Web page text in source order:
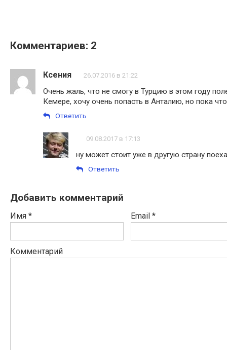
Комментариев: 2
Ксения 26.07.2016 в 21:22
Очень жаль, что не смогу в Турцию в этом году
Кемере, хочу очень попасть в Анталию, но пока
Ответить
09.08.2017 в 17:13
ну может стоит уже в другую страну
Ответить
Добавить комментарий
Имя * Email *
Комментарий